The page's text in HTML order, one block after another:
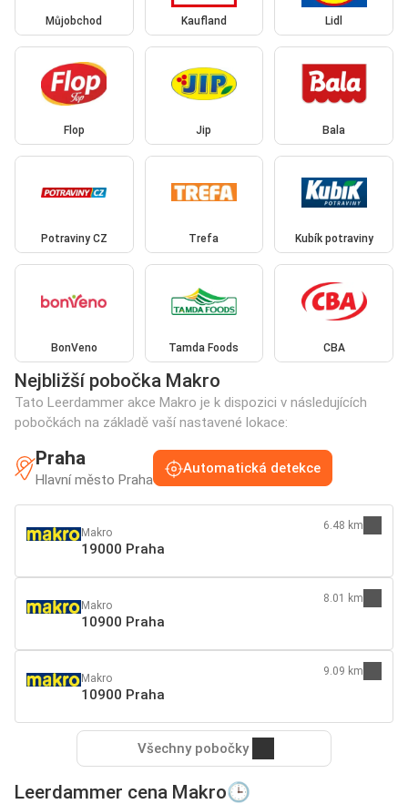
Můjobchod Kaufland Lidl
Flop Jip Bala
Potraviny CZ Trefa Kubík potraviny
BonVeno Tamda Foods CBA
Nejbližší pobočka Makro
Tato Leerdammer akce Makro je k dispozici v následujících
pobočkách na základě vaší nastavené lokace:
Praha
Hlavní město Praha
Automatická detekce
Makro
19000 Praha
6.48 km
Makro
10900 Praha
8.01 km
Makro
10900 Praha
9.09 km
Všechny pobočky
Leerdammer cena Makro🕒